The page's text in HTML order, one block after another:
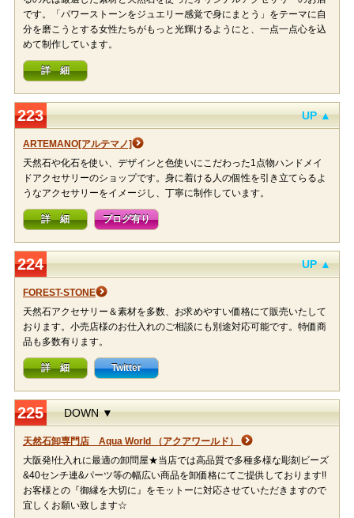
です。「パワーストーンをジュエリー感覚で身にまとう」をテーマに自
分を磨こうとする女性たちがもっと光輝けるようにと、一点一点心を込
めて制作しています。
詳 細
223 UP ▲
ARTEMANO[アルテマノ]
天然石や化石を使い、デザインと色使いにこだわった1点物ハンドメイ
ドアクセサリーのショップです。身に着ける人の個性を引き立てらるよ
うなアクセサリーをイメージし、丁寧に制作しています。
詳 細 ブログ有り
224 UP ▲
FOREST-STONE
天然石アクセサリー＆素材を多数、お求めやすい価格にて販売いたして
おります。小売店様のお仕入れのご相談にも別途対応可能です。特価商
品も多数有ります。
詳 細 Twitter
225 DOWN ▼
天然石卸専門店 Aqua World （アクアワールド）
大阪発!仕入れに最適の卸問屋★当店では高品質で多種多様な彫刻ビーズ
&40センチ連&パーツ等の幅広い商品を卸価格にてご提供しております!!
お客様との『御縁を大切に』をモットーに対応させていただきますので
宜しくお願い致します☆